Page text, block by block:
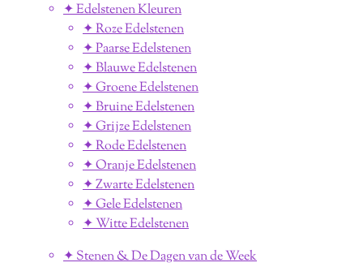
✦ Edelstenen Kleuren
✦ Roze Edelstenen
✦ Paarse Edelstenen
✦ Blauwe Edelstenen
✦ Groene Edelstenen
✦ Bruine Edelstenen
✦ Grijze Edelstenen
✦ Rode Edelstenen
✦ Oranje Edelstenen
✦ Zwarte Edelstenen
✦ Gele Edelstenen
✦ Witte Edelstenen
✦ Stenen & De Dagen van de Week